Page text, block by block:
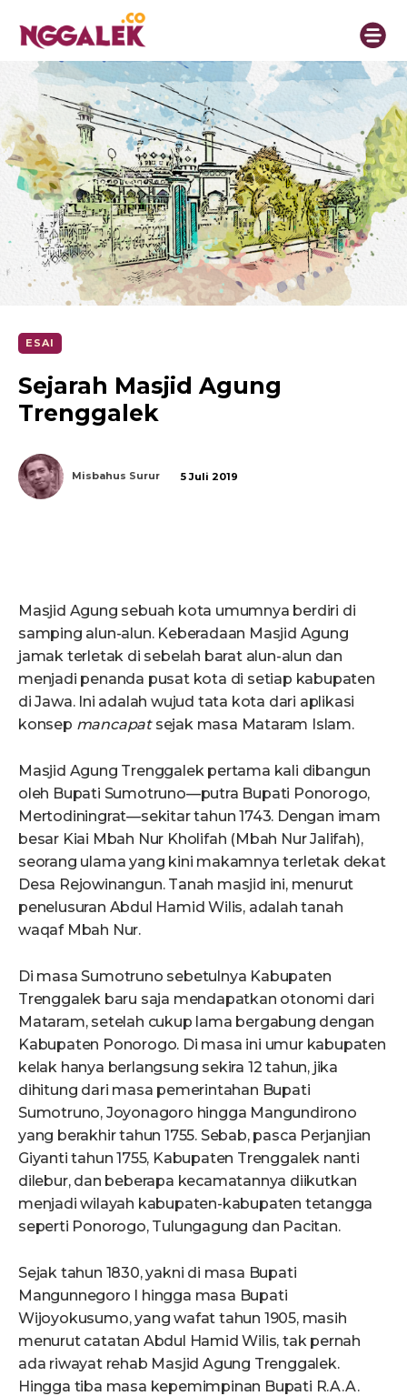
ESAI
Sejarah Masjid Agung
Trenggalek
Misbahus Surur 5 Juli 2019
Masjid Agung sebuah kota umumnya berdiri di
samping alun-alun. Keberadaan Masjid Agung
jamak terletak di sebelah barat alun-alun dan
menjadi penanda pusat kota di setiap kabupaten
di Jawa. Ini adalah wujud tata kota dari aplikasi
konsep mancapatsejak masa Mataram Islam.
Masjid Agung Trenggalek pertama kali dibangun
oleh Bupati Sumotruno—putra Bupati Ponorogo,
Mertodiningrat—sekitar tahun 1743. Dengan imam
besar Kiai Mbah Nur Kholifah (Mbah Nur Jalifah),
seorang ulama yang kini makamnya terletak dekat
Desa Rejowinangun. Tanah masjid ini, menurut
penelusuran Abdul Hamid Wilis, adalah tanah
waqaf Mbah Nur.
Di masa Sumotruno sebetulnya Kabupaten
Trenggalek baru saja mendapatkan otonomi dari
Mataram, setelah cukup lama bergabung dengan
Kabupaten Ponorogo. Di masa ini umur kabupaten
kelak hanya berlangsung sekira 12 tahun, jika
dihitung dari masa pemerintahan Bupati
Sumotruno, Joyonagoro hingga Mangundirono
yang berakhir tahun 1755. Sebab, pasca Perjanjian
Giyanti tahun 1755, Kabupaten Trenggalek nanti
dilebur, dan beberapa kecamatannya diikutkan
menjadi wilayah kabupaten-kabupaten tetangga
seperti Ponorogo, Tulungagung dan Pacitan.
Sejak tahun 1830, yakni di masa Bupati
Mangunnegoro I hingga masa Bupati
Wijoyokusumo, yang wafat tahun 1905, masih
menurut catatan Abdul Hamid Wilis, tak pernah
ada riwayat rehab Masjid Agung Trenggalek.
Hingga tiba masa kepemimpinan Bupati R.A.A.